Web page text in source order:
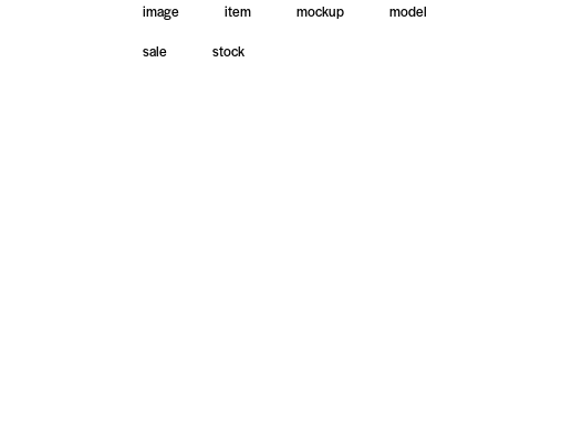
image
item mockup
model
sale
stock